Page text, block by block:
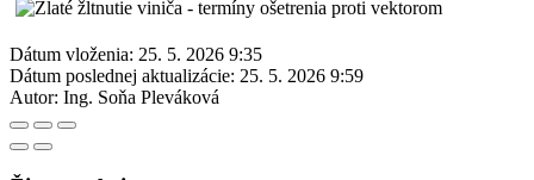
Dátum vloženia: 25. 5. 2026 9:35
Dátum poslednej aktualizácie: 25. 5. 2026 9:59
Autor: Ing. Soňa Pleváková